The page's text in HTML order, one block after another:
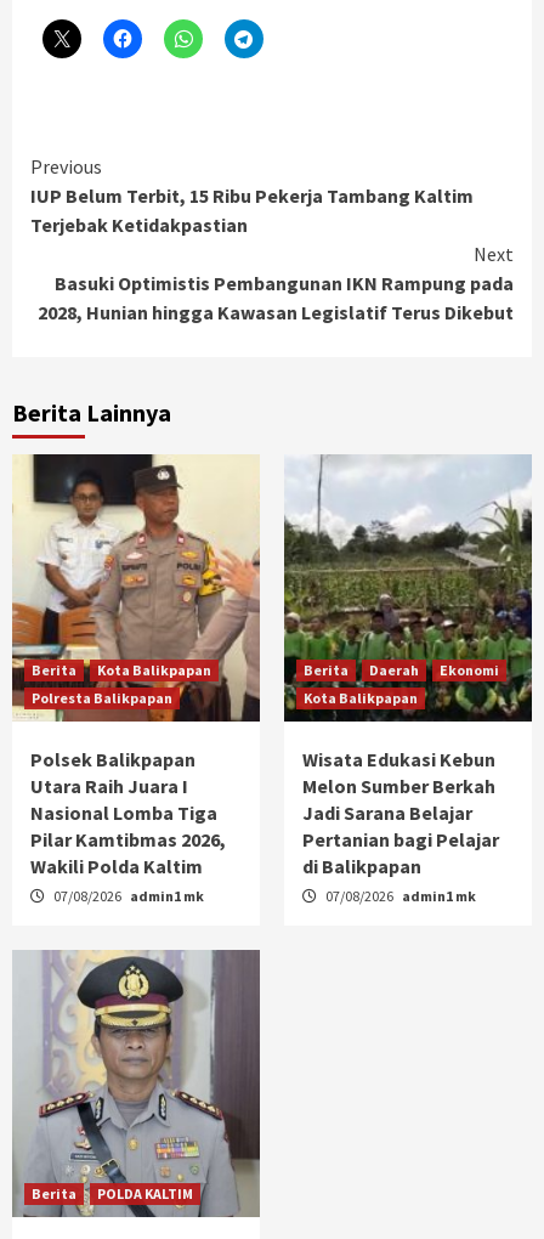
Continue
Reading
Previous
IUP Belum Terbit, 15 Ribu Pekerja Tambang Kaltim
Terjebak Ketidakpastian
Next
Basuki Optimistis Pembangunan IKN Rampung pada
2028, Hunian hingga Kawasan Legislatif Terus Dikebut
Berita Lainnya
Berita
Kota Balikpapan
Polresta Balikpapan
Polsek Balikpapan
Utara Raih Juara I
Nasional Lomba Tiga
Pilar Kamtibmas 2026,
Wakili Polda Kaltim
07/08/2026 admin1 mk
Berita Daerah
Ekonomi
Kota Balikpapan
Wisata Edukasi Kebun
Melon Sumber Berkah
Jadi Sarana Belajar
Pertanian bagi Pelajar
di Balikpapan
07/08/2026 admin1 mk
Berita POLDA KALTIM